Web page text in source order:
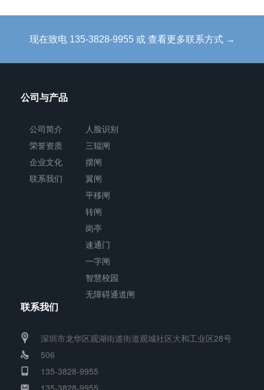
现在致电 135-3828-9955 或 查看更多联系方式 →
公司与产品
公司简介
荣誉资质
企业文化
联系我们
人脸识别
三辊闸
摆闸
翼闸
平移闸
转闸
岗亭
速通门
一字闸
智慧校园
无障碍通道闸
联系我们
深圳市龙华区观湖街道街道观城社区大和工业区28号
506
135-3828-9955
135-3828-9955